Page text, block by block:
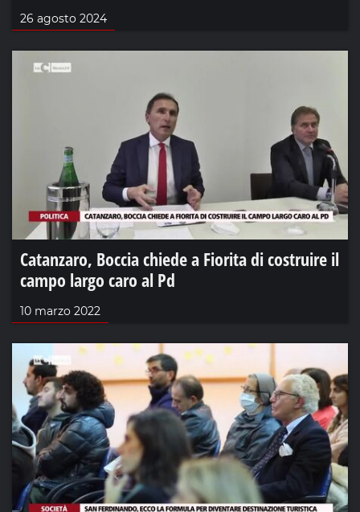
26 agosto 2024
Catanzaro, Boccia chiede a Fiorita di costruire il
campo largo caro al Pd
10 marzo 2022